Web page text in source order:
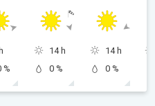
%
14 h
0 %
14 h
0 %